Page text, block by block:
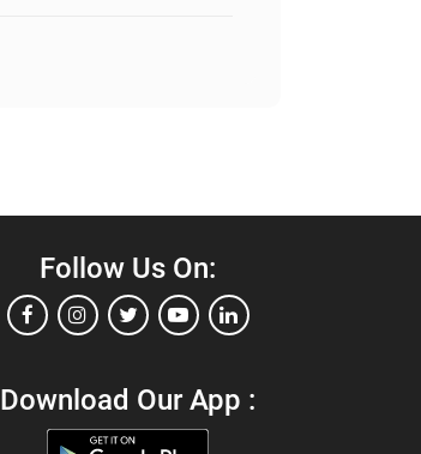
Follow Us On:
Download Our App :